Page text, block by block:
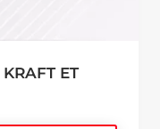
ET